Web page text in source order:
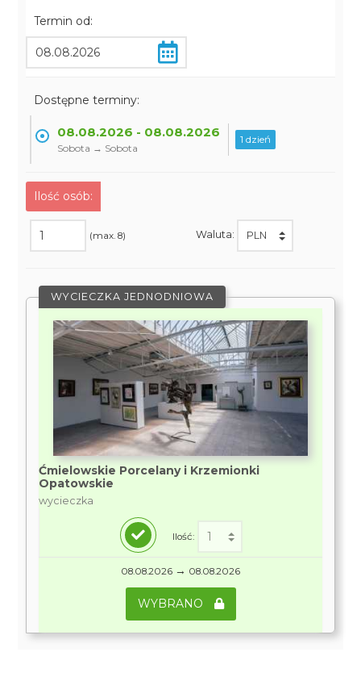
Termin od:
Dostępne terminy:
08.08.2026 - 08.08.2026
Sobota → Sobota
1 dzień
Ilość osób:
(max. 8) Waluta:
WYCIECZKA JEDNODNIOWA
Ćmielowskie Porcelany i Krzemionki
Opatowskie
wycieczka
Ilość:
08.08.2026 → 08.08.2026
WYBRANO